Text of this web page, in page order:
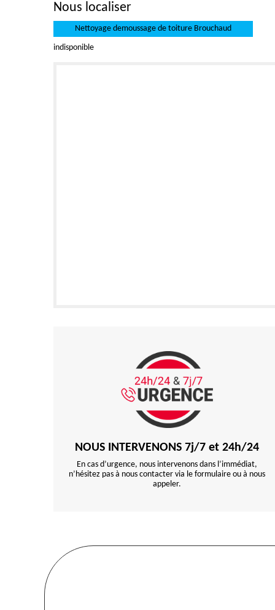
Nous localiser
Nettoyage demoussage de toiture Brouchaud
indisponible
NOUS INTERVENONS 7j/7 et 24h/24
En cas d’urgence, nous intervenons dans l’immédiat,
n’hésitez pas à nous contacter via le formulaire ou à nous
appeler.